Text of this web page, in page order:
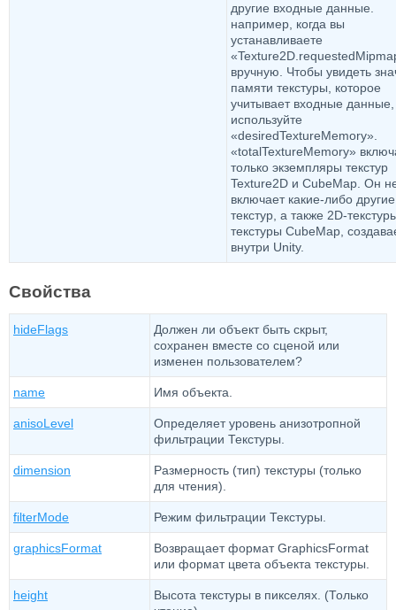
другие входные данные.
например, когда вы
устанавливаете
вручную. Чтобы увидеть
памяти текстуры, которое
учитывает входные данные,
используйте
«desiredTextureMemory».
«totalTextureMemory»
только экземпляры текстур
Texture2D и CubeMap. Он
включает какие-либо
текстур, а также 2D-
текстуры CubeMap,
внутри Unity.
Свойства
hideFlags
Должен ли объект быть скрыт,
сохранен вместе со сценой или
изменен пользователем?
name Имя объекта.
anisoLevel
Определяет уровень анизотропной
фильтрации Текстуры.
dimension
Размерность (тип) текстуры (только
для чтения).
filterMode Режим фильтрации Текстуры.
graphicsFormat
Возвращает формат GraphicsFormat
или формат цвета объекта текстуры.
height
Высота текстуры в пикселях. (Только